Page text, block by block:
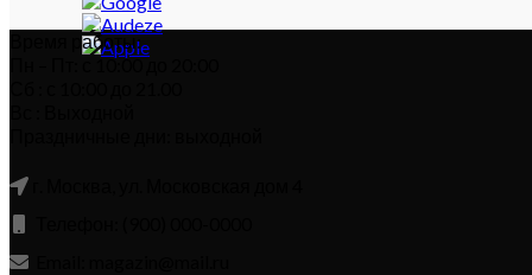
Время работы:
Пн – Пт: с 10:00 до 20:00